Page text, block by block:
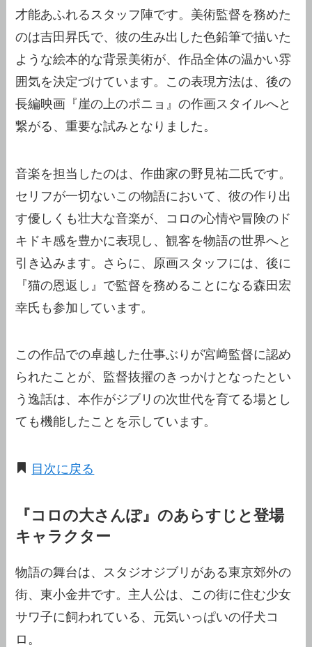
才能あふれるスタッフ陣です。美術監督を務めた
のは吉田昇氏で、彼の生み出した色鉛筆で描いた
ような絵本的な背景美術が、作品全体の温かい雰
囲気を決定づけています。この表現方法は、後の
長編映画『崖の上のポニョ』の作画スタイルへと
繋がる、重要な試みとなりました。
音楽を担当したのは、作曲家の野見祐二氏です。
セリフが一切ないこの物語において、彼の作り出
す優しくも壮大な音楽が、コロの心情や冒険のド
キドキ感を豊かに表現し、観客を物語の世界へと
引き込みます。さらに、原画スタッフには、後に
『猫の恩返し』で監督を務めることになる森田宏
幸氏も参加しています。
この作品での卓越した仕事ぶりが宮﨑監督に認め
られたことが、監督抜擢のきっかけとなったとい
う逸話は、本作がジブリの次世代を育てる場とし
ても機能したことを示しています。
目次に戻る
『コロの大さんぽ』のあらすじと登場
キャラクター
物語の舞台は、スタジオジブリがある東京郊外の
街、東小金井です。主人公は、この街に住む少女
サワ子に飼われている、元気いっぱいの仔犬コ
ロ。